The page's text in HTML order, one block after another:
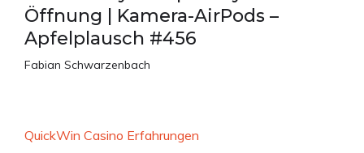
Öffnung | Kamera-AirPods –
Apfelplausch #456
Fabian Schwarzenbach
QuickWin Casino Erfahrungen